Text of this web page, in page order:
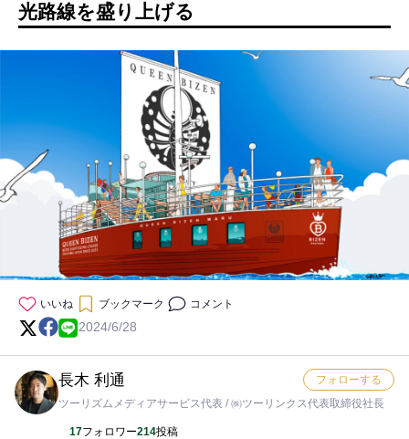
光路線を盛り上げる
いいね ブックマーク コメント
2024/6/28
長木 利通
ツーリズムメディアサービス代表 / ㈱ツーリンクス代表取締役社長
17フォロワー214投稿
フォローする